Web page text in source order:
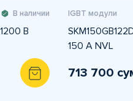
В наличии
В
IGBT модули
150 A NVL
713 700